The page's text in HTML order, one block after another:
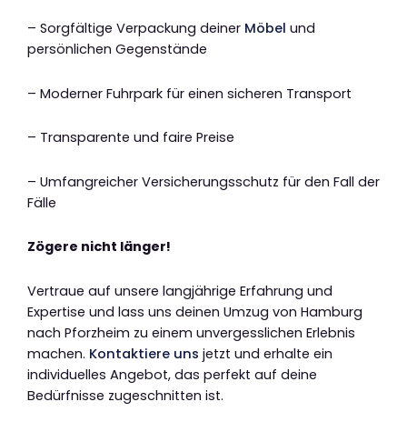
– Sorgfältige Verpackung deiner Möbel und
persönlichen Gegenstände
– Moderner Fuhrpark für einen sicheren Transport
– Transparente und faire Preise
– Umfangreicher Versicherungsschutz für den Fall der
Fälle
Zögere nicht länger!
Vertraue auf unsere langjährige Erfahrung und
Expertise und lass uns deinen Umzug von Hamburg
nach Pforzheim zu einem unvergesslichen Erlebnis
machen. Kontaktiere uns jetzt und erhalte ein
individuelles Angebot, das perfekt auf deine
Bedürfnisse zugeschnitten ist.